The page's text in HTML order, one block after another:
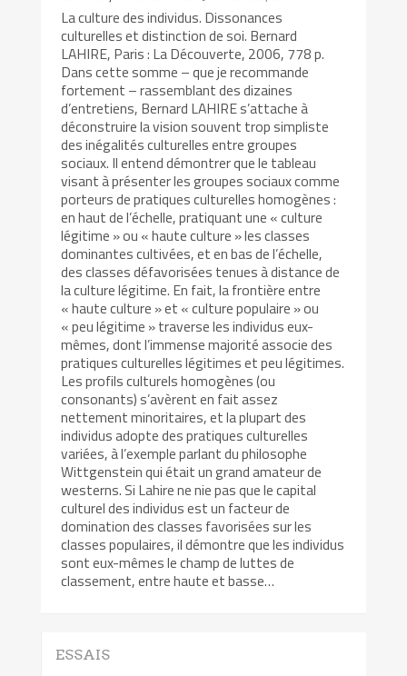
La culture des individus. Dissonances
culturelles et distinction de soi. Bernard
LAHIRE, Paris : La Découverte, 2006, 778 p.
Dans cette somme – que je recommande
fortement – rassemblant des dizaines
d’entretiens, Bernard LAHIRE s’attache à
déconstruire la vision souvent trop simpliste
des inégalités culturelles entre groupes
sociaux. Il entend démontrer que le tableau
visant à présenter les groupes sociaux comme
porteurs de pratiques culturelles homogènes :
en haut de l’échelle, pratiquant une « culture
légitime » ou « haute culture » les classes
dominantes cultivées, et en bas de l’échelle,
des classes défavorisées tenues à distance de
la culture légitime. En fait, la frontière entre
« haute culture » et « culture populaire » ou
« peu légitime » traverse les individus eux-
mêmes, dont l’immense majorité associe des
pratiques culturelles légitimes et peu légitimes.
Les profils culturels homogènes (ou
consonants) s’avèrent en fait assez
nettement minoritaires, et la plupart des
individus adopte des pratiques culturelles
variées, à l’exemple parlant du philosophe
Wittgenstein qui était un grand amateur de
westerns. Si Lahire ne nie pas que le capital
culturel des individus est un facteur de
domination des classes favorisées sur les
classes populaires, il démontre que les individus
sont eux-mêmes le champ de luttes de
classement, entre haute et basse…
ESSAIS